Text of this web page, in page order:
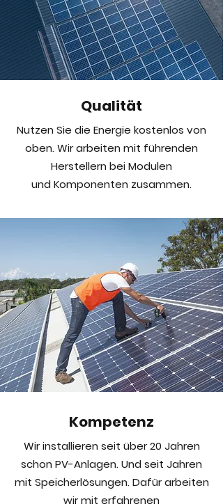
Qualität
Nutzen Sie die Energie kostenlos von
oben. Wir arbeiten mit führenden
Herstellern bei Modulen
und Komponenten zusammen.
Kompetenz
Wir installieren seit über 20 Jahren
schon PV-Anlagen. Und seit Jahren
mit Speicherlösungen. Dafür arbeiten
wir mit erfahrenen